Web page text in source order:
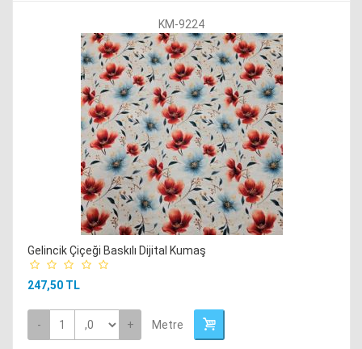
KM-9224
Gelincik Çiçeği Baskılı Dijital Kumaş
247,50 TL
- + Metre